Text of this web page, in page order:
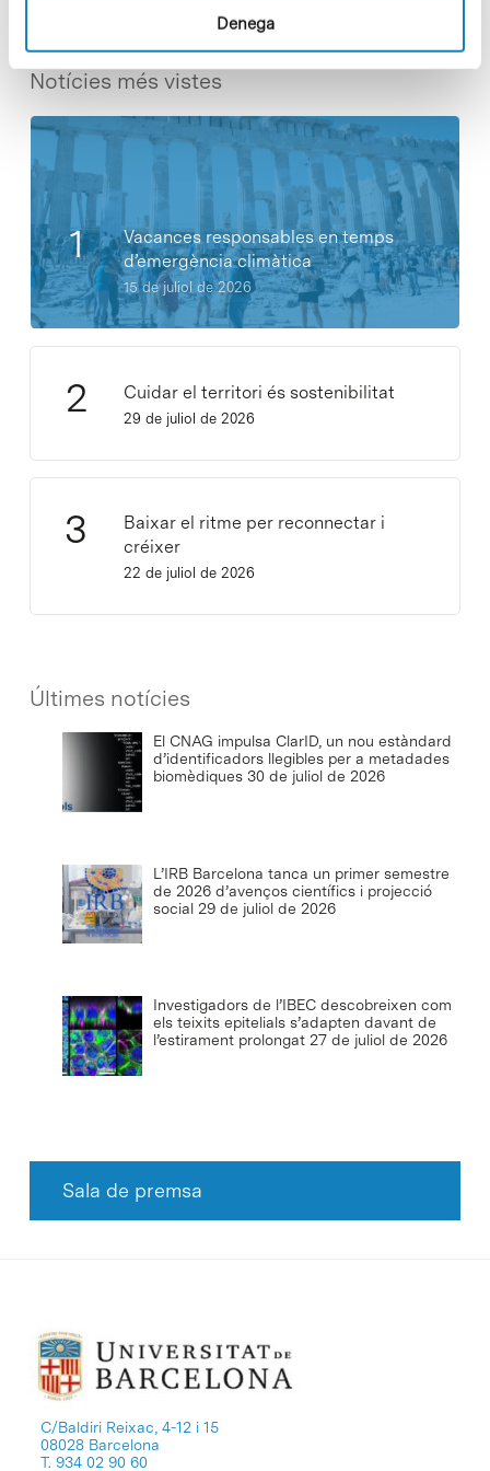
Denega
Notícies més vistes
Vacances responsables en temps
d’emergència climàtica
15 de juliol de 2026
Cuidar el territori és sostenibilitat
29 de juliol de 2026
Baixar el ritme per reconnectar i
créixer
22 de juliol de 2026
Últimes notícies
El CNAG impulsa ClarID, un nou estàndard
d’identificadors llegibles per a metadades
biomèdiques 30 de juliol de 2026
L’IRB Barcelona tanca un primer semestre
de 2026 d’avenços científics i projecció
social 29 de juliol de 2026
Investigadors de l’IBEC descobreixen com
els teixits epitelials s’adapten davant de
l’estirament prolongat 27 de juliol de 2026
Sala de premsa
C/Baldiri Reixac, 4-12 i 15
08028 Barcelona
T. 934 02 90 60